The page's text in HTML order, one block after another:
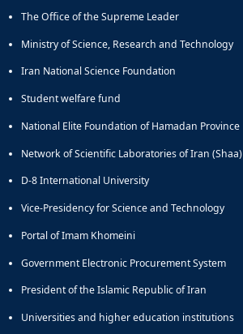
Dean
for
Research
Deputy
Dean
Postgraduate
The Office of the Supreme Leader
Ministry of Science, Research and Technology
Iran National Science Foundation
Student welfare fund
National Elite Foundation of Hamadan Province
Network of Scientific Laboratories of Iran (Shaa)
D-8 International University
Vice-Presidency for Science and Technology
Portal of Imam Khomeini
Government Electronic Procurement System
President of the Islamic Republic of Iran
Universities and higher education institutions